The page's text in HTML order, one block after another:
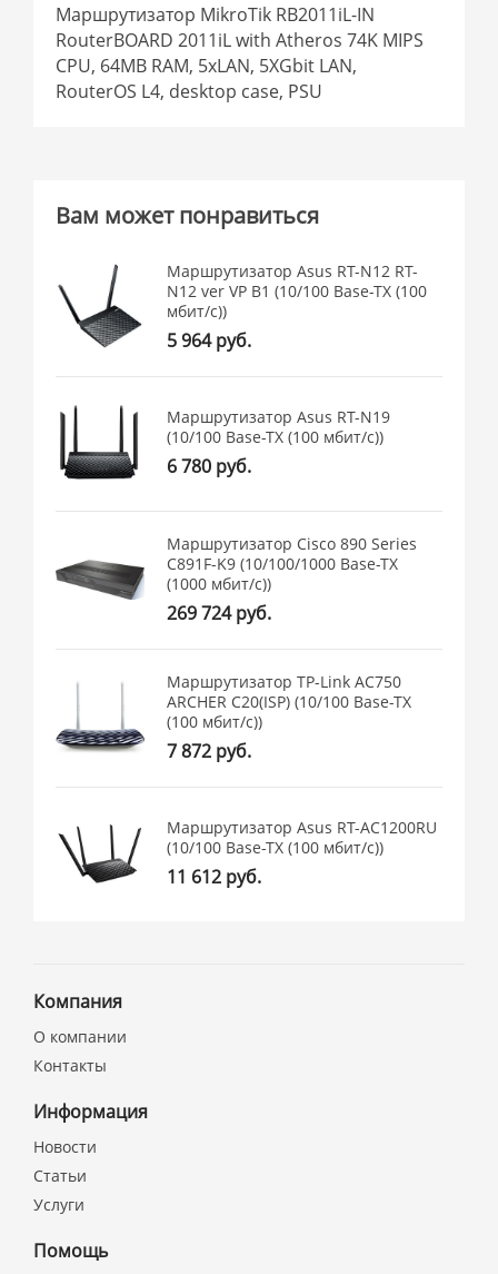
Маршрутизатор MikroTik RB2011iL-IN
RouterBOARD 2011iL with Atheros 74K MIPS
CPU, 64MB RAM, 5xLAN, 5XGbit LAN,
RouterOS L4, desktop case, PSU
Вам может понравиться
Маршрутизатор Asus RT-N12 RT-
N12 ver VP B1 (10/100 Base-TX (100
мбит/с))
5 964 руб.
Маршрутизатор Asus RT-N19
(10/100 Base-TX (100 мбит/с))
6 780 руб.
Маршрутизатор Cisco 890 Series
C891F-K9 (10/100/1000 Base-TX
(1000 мбит/с))
269 724 руб.
Маршрутизатор TP-Link AC750
ARCHER C20(ISP) (10/100 Base-TX
(100 мбит/с))
7 872 руб.
Маршрутизатор Asus RT-AC1200RU
(10/100 Base-TX (100 мбит/с))
11 612 руб.
Компания
О компании
Контакты
Информация
Новости
Статьи
Услуги
Помощь